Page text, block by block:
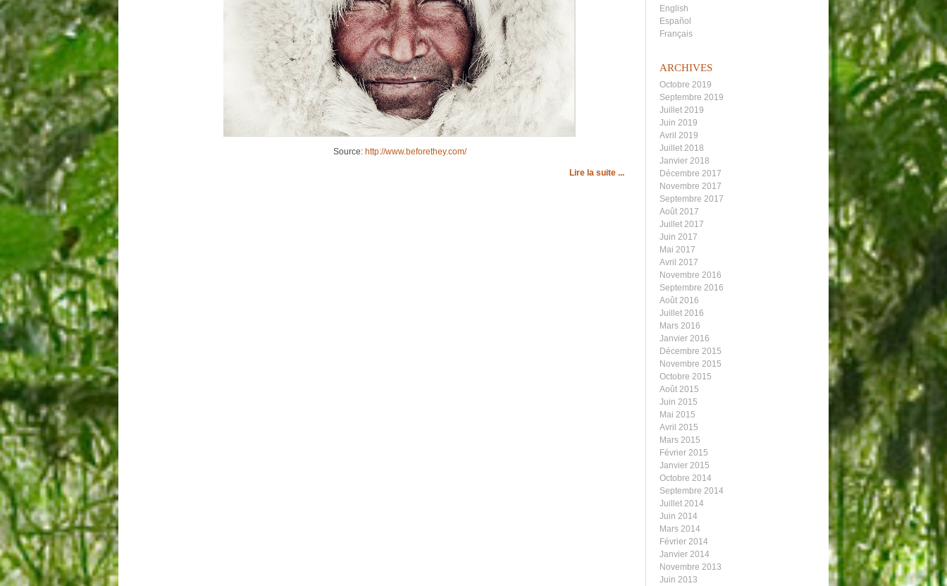
English
Español
Français
ARCHIVES
Octobre 2019
Septembre 2019
Juillet 2019
Juin 2019
Avril 2019
Juillet 2018
Janvier 2018
Décembre 2017
Novembre 2017
Septembre 2017
Août 2017
Juillet 2017
Juin 2017
Mai 2017
Avril 2017
Novembre 2016
Septembre 2016
Août 2016
Juillet 2016
Mars 2016
Janvier 2016
Décembre 2015
Novembre 2015
Octobre 2015
Août 2015
Juin 2015
Mai 2015
Avril 2015
Mars 2015
Février 2015
Janvier 2015
Octobre 2014
Septembre 2014
Juillet 2014
Juin 2014
Mars 2014
Février 2014
Janvier 2014
Novembre 2013
Juin 2013
Source: http://www.beforethey.com/
Lire la suite ...